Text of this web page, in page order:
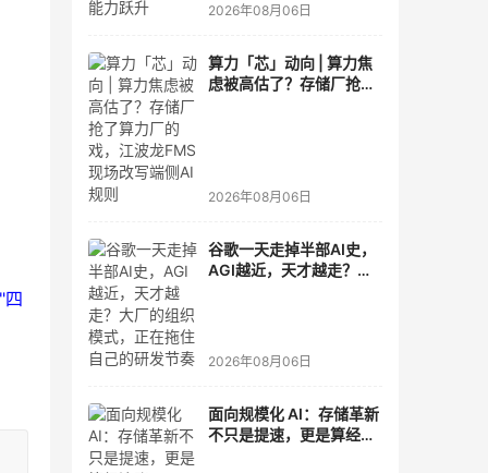
四
2026年08月06日
算力「芯」动向 | 算力焦
虑被高估了？存储厂抢了
2026年08月06日
谷歌一天走掉半部AI史，
AGI越近，天才越走？大
2026年08月06日
面向规模化 AI：存储革新
不只是提速，更是算经济